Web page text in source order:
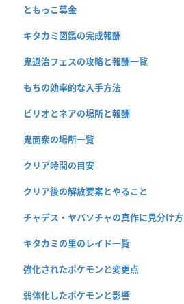
ともっこ募金
キタカミ図鑑の完成報酬
鬼退治フェスの攻略と報酬一覧
もちの効率的な入手方法
ビリオとネアの場所と報酬
鬼面衆の場所一覧
クリア時間の目安
クリア後の解放要素とやること
チャデス・ヤバソチャの真作に見分け方
キタカミの里のレイド一覧
強化されたポケモンと変更点
弱体化したポケモンと影響